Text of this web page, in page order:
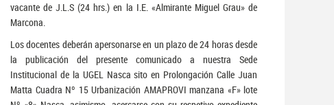
vacante de J.L.S (24 hrs.) en la I.E. «Almirante Miguel Grau» de
Marcona.
Los docentes deberán apersonarse en un plazo de 24 horas desde
la publicación del presente comunicado a nuestra Sede
Institucional de la UGEL Nasca sito en Prolongación Calle Juan
Matta Cuadra Nº 15 Urbanización AMAPROVI manzana «F» lote